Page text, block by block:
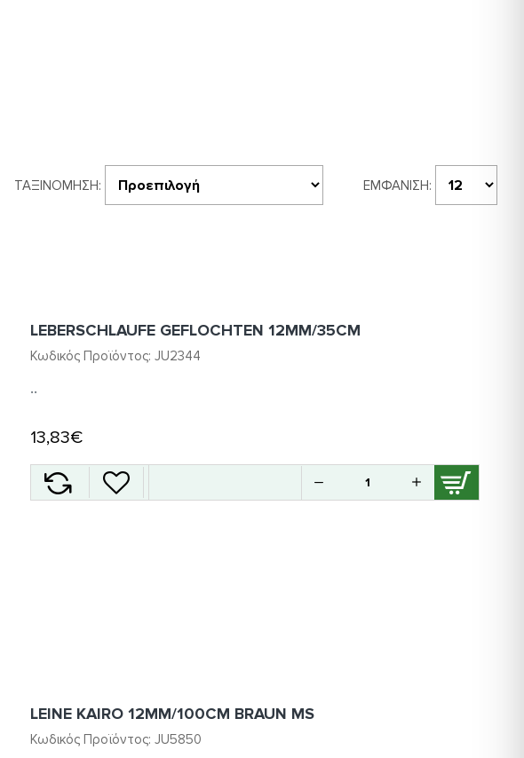
ΤΑΞΙΝΌΜΗΣΗ: ΕΜΦΆΝΙΣΗ:
Κωδικός Προϊόντος: JU2344
LEBERSCHLAUFE GEFLOCHTEN 12MM/35CM
..
13,83€
Κωδικός Προϊόντος: JU5850
LEINE KAIRO 12MM/100CM BRAUN MS